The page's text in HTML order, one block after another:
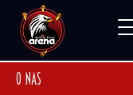
O nas